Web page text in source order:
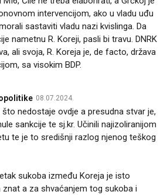
intervencijom, ako u vladu uđu
sastaviti vladu nazi kvislinga. Da
nametnu R. Koreji, pasli bi travu. DNRK
ali svoja, R. Koreja je, de facto, država
sa visokim BDP.
08.07.2024.
što nedostaje ovdje a presudna stvar je,
sankcije te sj.kr. Učinili najizoliranijom
te je to središnji razlog njenog teškog
sukoba između Koreja je isto
a za shvaćanjem tog sukoba i